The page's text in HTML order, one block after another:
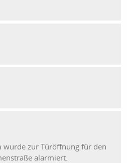
wurde zur Türöffnung für den
alarmiert.